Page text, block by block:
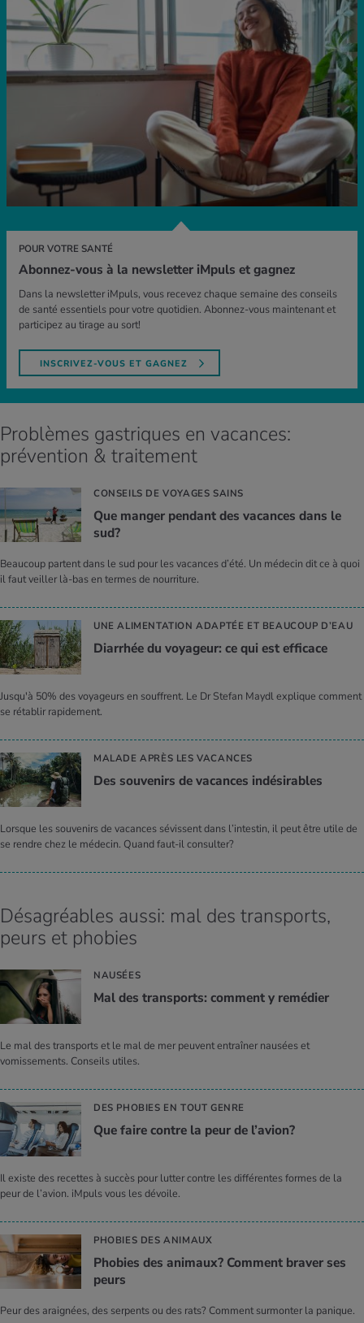
POUR VOTRE SANTÉ
Abonnez-vous à la newsletter iMpuls et gagnez
Dans la newsletter iMpuls, vous recevez chaque semaine des conseils
de santé essentiels pour votre quotidien. Abonnez-vous maintenant et
participez au tirage au sort!
INSCRIVEZ-VOUS ET GAGNEZ
Problèmes gastriques en vacances:
prévention & traitement
CONSEILS DE VOYAGES SAINS
Que man­ger pen­dant des vacances dans le
sud?
Beaucoup partent dans le sud pour les vacances d’été. Un médecin dit ce à quoi
il faut veiller là-bas en termes de nourriture.
UNE ALIMENTATION ADAPTÉE ET BEAUCOUP D’EAU
Diar­rhée du voya­geur: ce qui est effi­cace
Jusqu'à 50% des voyageurs en souffrent. Le Dr Stefan Maydl explique comment
se rétablir rapidement.
MALADE APRÈS LES VACANCES
Des sou­ve­nirs de vacances indé­si­rables
Lorsque les souvenirs de vacances sévissent dans l’intestin, il peut être utile de
se rendre chez le médecin. Quand faut-il consulter?
Désagréables aussi: mal des transports,
peurs et phobies
NAUSÉES
Mal des trans­ports: com­ment y remé­dier
Le mal des transports et le mal de mer peuvent entraîner nausées et
vomissements. Conseils utiles.
DES PHOBIES EN TOUT GENRE
Que faire contre la peur de l’avion?
Il existe des recettes à succès pour lutter contre les différentes formes de la
peur de l’avion. iMpuls vous les dévoile.
PHOBIES DES ANIMAUX
Pho­bies des ani­maux? Com­ment bra­ver ses
peurs
Peur des araignées, des serpents ou des rats? Comment surmonter la panique.